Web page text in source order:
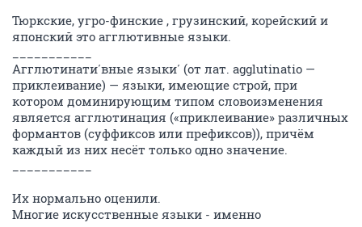
Тюркские, угро-финские , грузинский, корейский и
японский это агглютивные языки.
Агглютинати́вные языки́ (от лат. agglutinatio —
приклеивание) — языки, имеющие строй, при
котором доминирующим типом словоизменения
является агглютинация («приклеивание» различных
формантов (суффиксов или префиксов)), причём
каждый из них несёт только одно значение.
Их нормально оценили.
Многие искусственные языки - именно